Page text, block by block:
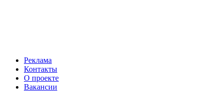
Реклама
Контакты
О проекте
Вакансии